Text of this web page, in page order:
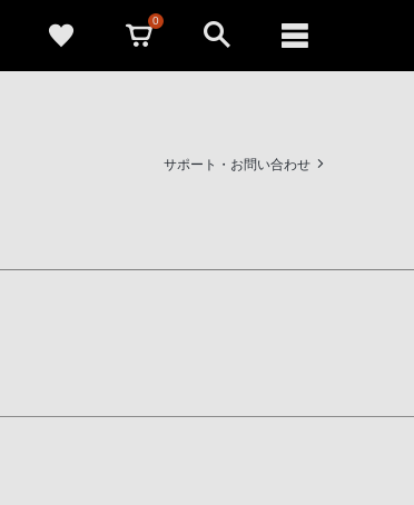
0
サポート・お問い合わせ